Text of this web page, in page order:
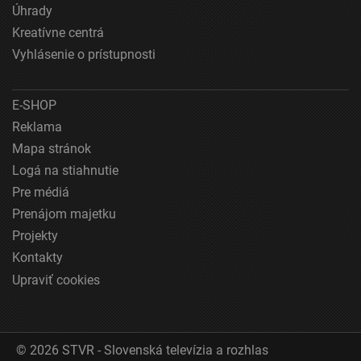
Pochopiť cieľové skupiny na základe štatistík
Použitie obmedzených údajov na výber obsahu
polohe
Identifikácia zariadení na základe aktívne
vyžiadaných informácií
Nevyhnutné
Úhrady
Kreatívne centrá
Vyhlásenie o prístupnosti
E-SHOP
Reklama
Mapa stránok
Logá na stiahnutie
Pre médiá
Prenájom majetku
Projekty
Kontakty
Upraviť cookies
© 2026 STVR - Slovenská televízia a rozhlas